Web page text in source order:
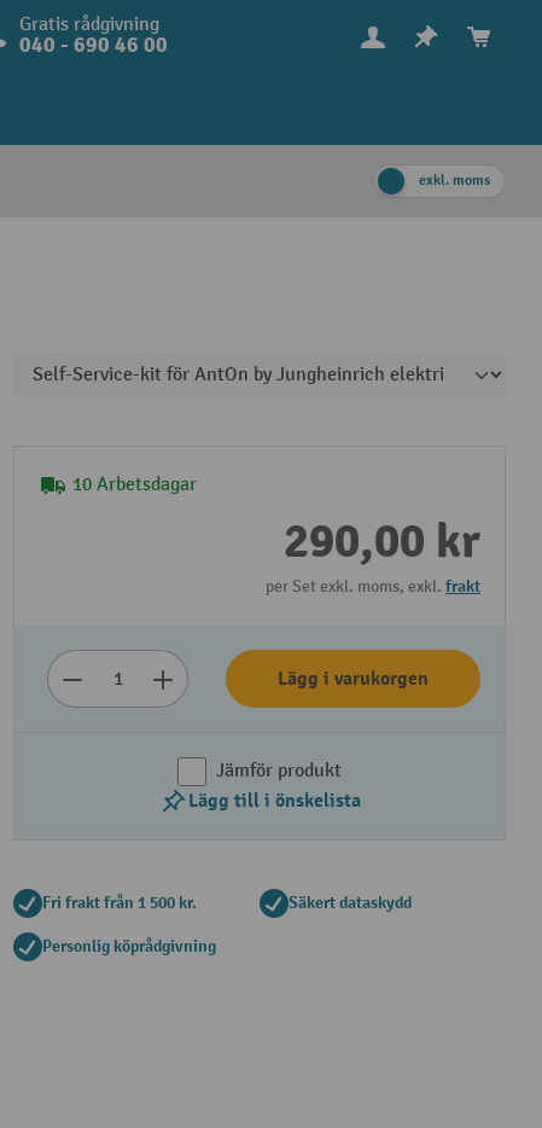
Gratis rådgivning
040 - 690 46 00
exkl. moms
10 Arbetsdagar
290,00 kr
per Set exkl. moms, exkl. frakt
Lägg i varukorgen
Jämför produkt
Lägg till i önskelista
Fri frakt från 1 500 kr. Säkert dataskydd
Personlig köprådgivning